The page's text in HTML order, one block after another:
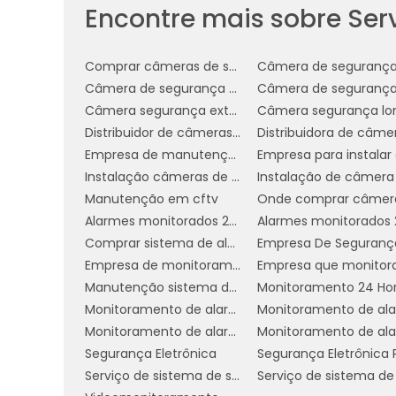
VANTAGENS DO
CONTÍNUO
O serviço de monitoramento contínuo
detectar intrusões. Uma das principais
tentativa de invasão, o que reduz
minimiza os danos potenciais ao
Além disso, a presença constante de
para proprietários e funcionários,
especialmente importante para
bens de alto valor em suas instalações.
Outra vantagem significativa é a
seguradoras oferecem descontos para
como o monitoramento 24/7. Isso
demonstra um compromisso com a
Encontre mais sobre
Comprar câmeras de segurança
Câmera de segurança para empresa
Câmera segurança externa
Distribuidor de câmeras de monitoramento
Empresa de manutenção de câmeras de segurança
Instalação câmeras de monitoramento
Manutenção em cftv
Alarmes monitorados 24 horas
Comprar sistema de alarme 24h
Empresa de monitoramento de alarmes 24h
Manutenção sistema de segurança
Monitoramento 24
Monitoramento de alarme 24h
Monitoramento de alarmes 24 horas residencial
Segurança Eletrônica
Serviço de sistema de segurança 24 horas